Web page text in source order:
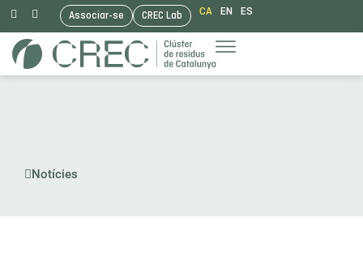
Vés
al
Associar-se CREC Lab CA EN ES
Notícies